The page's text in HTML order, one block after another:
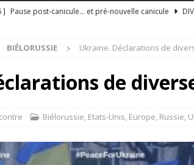
] Pause post-canicule… et pré-nouvelle canicule
Israël-Palestine. «Accentuation du nettoyage
du 27 octobre»
ETATS-UNIS
Brésil. Les vies noires comptent: l’urgence de la
BIÉLORUSSIE Ukraine. Déclarations de
de
Biélorussie, Etats-Unis, Europe, Russie,